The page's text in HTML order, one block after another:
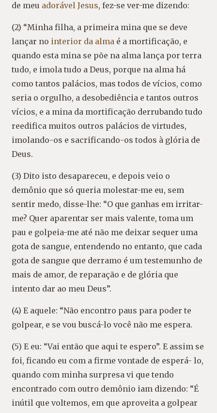
de meu adorável Jesus, fez-se ver-me dizendo:
(2) “Minha filha, a primeira mina que se deve
lançar no interior da alma é a mortificação, e
quando esta mina se põe na alma lança por terra
tudo, e imola tudo a Deus, porque na alma há
como tantos palácios, mas todos de vícios, como
seria o orgulho, a desobediência e tantos outros
vícios, e a mina da mortificação derrubando tudo
reedifica muitos outros palácios de virtudes,
imolando-os e sacrificando-os todos à glória de
Deus.
(3) Dito isto desapareceu, e depois veio o
demônio que só queria molestar-me eu, sem
sentir medo, disse-lhe: “O que ganhas em irritar-
me? Quer aparentar ser mais valente, toma um
pau e golpeia-me até não me deixar sequer uma
gota de sangue, entendendo no entanto, que cada
gota de sangue que derramo é um testemunho de
mais de amor, de reparação e de glória que
intento dar ao meu Deus”.
(4) E aquele: “Não encontro paus para poder te
golpear, e se vou buscá-lo você não me espera.
(5) E eu: “Vai então que aqui te espero”. E assim se
foi, ficando eu com a firme vontade de esperá- lo,
quando com minha surpresa vi que tendo
encontrado com outro demônio iam dizendo: “É
inútil que voltemos, em que aproveita a golpear